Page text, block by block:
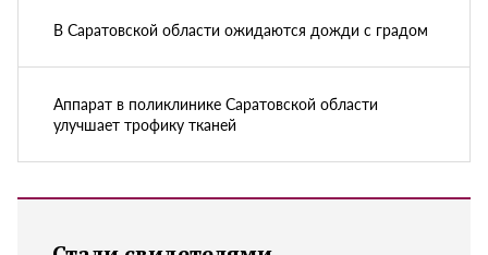
В Саратовской области ожидаются дожди с градом
Аппарат в поликлинике Саратовской области
улучшает трофику тканей